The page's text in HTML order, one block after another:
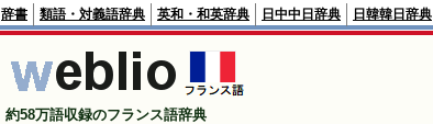
辞書 類語・対義語辞典 英和・和英辞典 日中中日辞典 日韓韓日辞典
約58万語収録のフランス語辞典